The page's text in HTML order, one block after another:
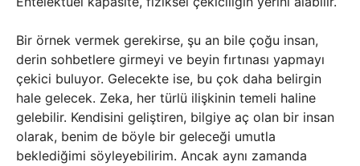
Bir örnek vermek gerekirse, şu an bile çoğu insan,
derin sohbetlere girmeyi ve beyin fırtınası yapmayı
çekici buluyor. Gelecekte ise, bu çok daha belirgin
hale gelecek. Zeka, her türlü ilişkinin temeli haline
gelebilir. Kendisini geliştiren, bilgiye aç olan bir insan
olarak, benim de böyle bir geleceği umutla
beklediğimi söyleyebilirim. Ancak aynı zamanda